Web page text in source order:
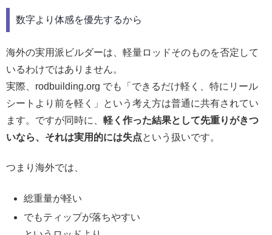
数字より体感を優先するから
海外の実用派ビルダーは、軽量ロッドそのものを否定して
いるわけではありません。
実際、rodbuilding.org でも「できるだけ軽く、特にリール
シートより前を軽く」という考え方は普通に共有されてい
ます。ですが同時に、 軽く作った結果として先重りがきつ
いなら、それは実用的には失点という扱いです。
つまり海外では、
総重量が軽い
でもティップが落ちやすい